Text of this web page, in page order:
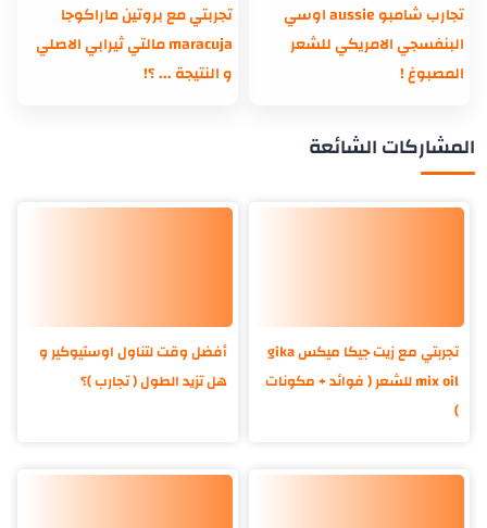
تجارب شامبو aussie اوسي
البنفسجي الامريكي للشعر
المصبوغ !
تجربتي مع بروتين ماراكوجا
maracuja مالتي ثيرابي الاصلي
و النتيجة ... ؟!
المشاركات الشائعة
تجربتي مع زيت جيكا ميكس gika
mix oil للشعر ( فوائد + مكونات
أفضل وقت لتناول اوستيوكير و
هل تزيد الطول ( تجارب )؟